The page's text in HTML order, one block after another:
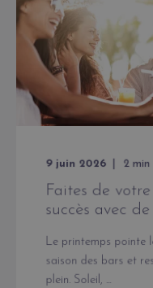
9 juin 2026 2 min
Faites de
succès avec
Le printemps pointe
saison des bars et
plein. Soleil, ...